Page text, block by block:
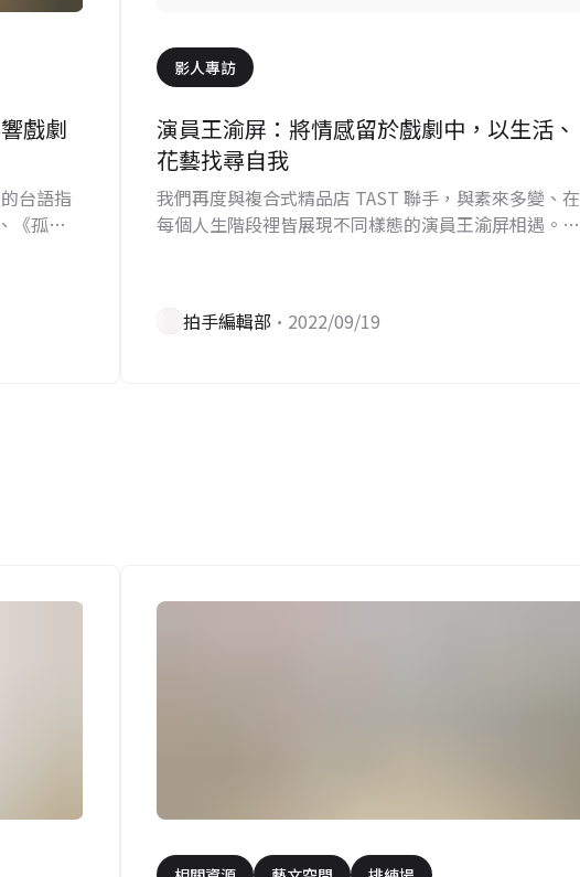
戲劇
台語指
《孤
影人專訪
演員王渝屏：將情感留於戲劇中，以生活、
花藝找尋自我
我們再度與複合式精品店 TAST 聯手，與素來多變、在
每個人生階段裡皆展現不同樣態的演員王渝屏相遇。私
拍手編輯部 •2022/09/19